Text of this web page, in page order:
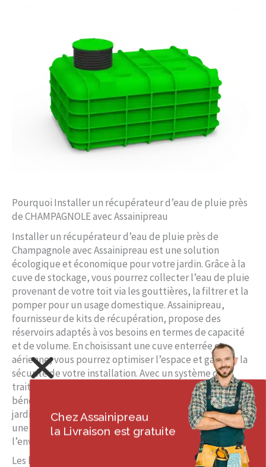
Pourquoi Installer un récupérateur d’eau de pluie près
de CHAMPAGNOLE avec Assainipreau
Installer un récupérateur d’eau de pluie près de
Champagnole avec Assainipreau est une solution
écologique et économique pour votre jardin. Grâce à la
cuve de stockage, vous pourrez collecter l’eau de pluie
provenant de votre toit via les gouttières, la filtrer et la
pomper pour un usage domestique. Assainipreau,
fournisseur de kits de récupération, propose des
réservoirs adaptés à vos besoins en termes de capacité
et de volume. En choisissant une cuve enterrée ou
aérienne, vous pourrez optimiser l’espace et garantir la
sécurité de votre installation. Avec un système de
traitement et de filtration efficace, vous pourrez
bénéficier d’une eau propre pour l’arrosage de votre
jardin. N’attendez plus, contactez Assainipreau pour
une installation durable et respectueuse de
l’environnement à Champagnole.
Les bénéfices d’une cuve de récupération d’eau près de
Chez Assainipreau
la Livraison est gratuite